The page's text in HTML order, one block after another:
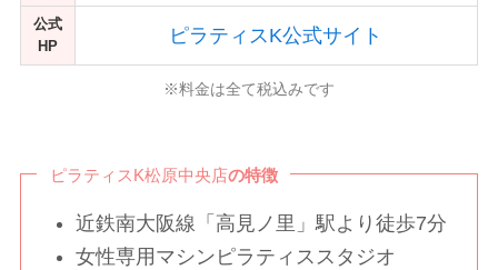
公式
HP
ピラティスK公式サイト
※料金は全て税込みです
ピラティスK松原中央店の特徴
近鉄南大阪線「高見ノ里」駅より徒歩7分
女性専用マシンピラティススタジオ